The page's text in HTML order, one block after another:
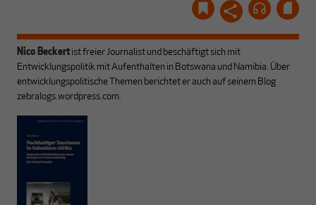
Nico Beckert ist freier Journalist und beschäftigt sich mit
Entwicklungspolitik mit Aufenthalten in Botswana und Namibia. Über
entwicklungspolitische Themen berichtet er auch auf seinem Blog
zebralogs.wordpress.com.